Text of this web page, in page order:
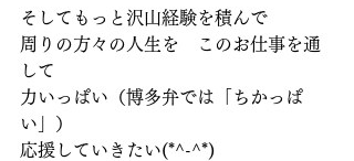
そしてもっと沢山経験を積んで
周りの方々の人生を　このお仕事を通
して
力いっぱい（博多弁では「ちかっぱ
い」）
応援していきたい(*^-^*)